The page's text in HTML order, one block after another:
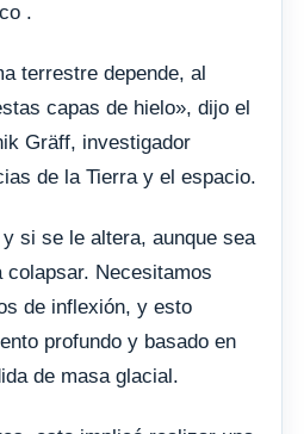
.
terrestre depende, al
capas de hielo», dijo el
Gräff, investigador
de la Tierra y el espacio.
si se le altera, aunque sea
Necesitamos
de inflexión, y esto
profundo y basado en
de masa glacial.